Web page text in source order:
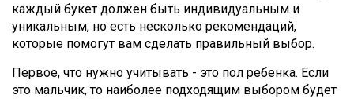
каждый букет должен быть индивидуальным и
уникальным, но есть несколько рекомендаций,
которые помогут вам сделать правильный выбор.
Первое, что нужно учитывать - это пол ребенка. Если
это мальчик, то наиболее подходящим выбором будет